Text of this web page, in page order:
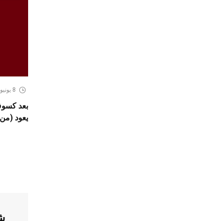
8 يونيو، 2026
يعود (من 2 الى 9 جويلية